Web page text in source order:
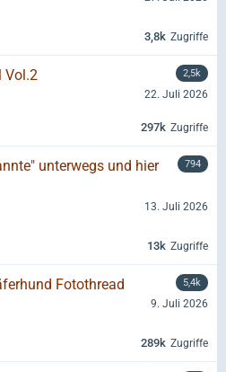
Zugriffe
3,8k
Vol.2 2,5k
22. Juli 2026
Zugriffe
297k
unterwegs und hier
794
13. Juli 2026
Zugriffe
13k
Fotothread 5,4k
9. Juli 2026
Zugriffe
289k